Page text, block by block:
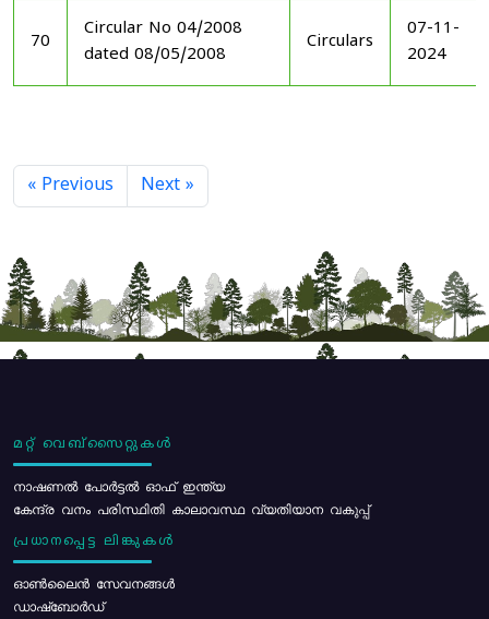
70
Circular No 04/2008
dated 08/05/2008
Circulars
07-11-
2024
« Previous Next »
മറ്റ് വെബ്സൈറ്റുകൾ
നാഷണൽ പോർട്ടൽ ഓഫ് ഇന്ത്യ
കേന്ദ്ര വനം പരിസ്ഥിതി കാലാവസ്ഥ വ്യതിയാന വകുപ്പ്
പ്രധാനപ്പെട്ട ലിങ്കുകൾ
ഓൺലൈൻ സേവനങ്ങൾ
ഡാഷ്ബോർഡ്